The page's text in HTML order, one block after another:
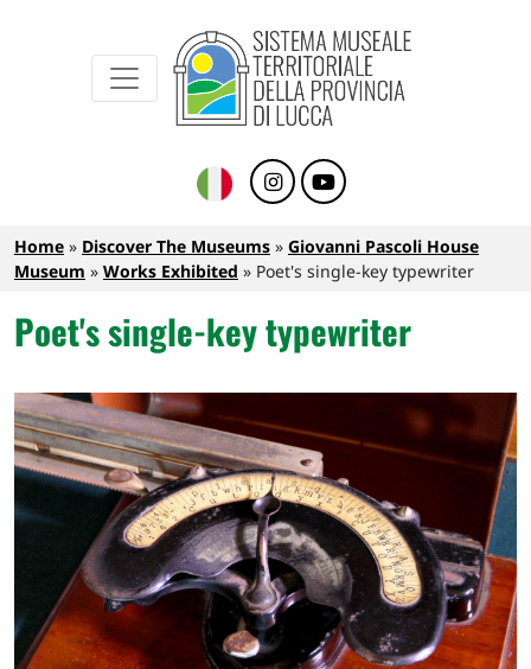
Sistema Museale Territoriale della
Breadcrumb
Home Discover The Museums
Giovanni Pascoli House
Museum
Works Exhibited Poet's single-key typewriter
Poet's single-key typewriter